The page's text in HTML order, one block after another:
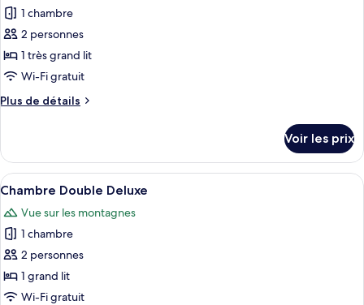
Double
Room
Corridor
View
photos
pour
ce
type
chambre :
Supérieure
1 chambre
2 personnes
1 très grand lit
Wi-Fi gratuit
Plus de détails
Plus
le
type
de
Chambre
Double
Supérieure
Voir les prix
Afficher
toutes
les
photos
pour
ce
type
Une chambre d’hôtel avec un lit, un
6
Chambre Double Deluxe
Vue sur les montagnes
1 chambre
2 personnes
1 grand lit
Wi-Fi gratuit